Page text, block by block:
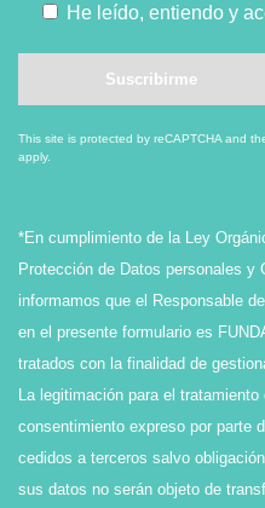
He leído, entiendo y
This site is protected by reCAPTCHA and
apply.
*En cumplimiento de la Ley
Protección de Datos personales y
informamos que el Responsable
en el presente formulario es
tratados con la finalidad de
La legitimación para el
consentimiento expreso por parte
cedidos a terceros salvo
sus datos no serán objeto de